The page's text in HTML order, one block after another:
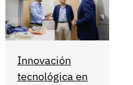
Innovación
tecnológica en